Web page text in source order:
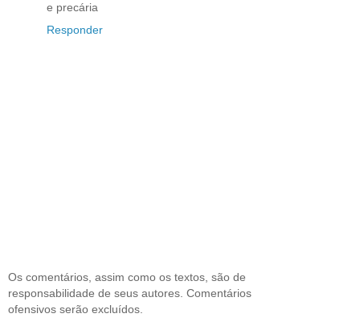
e precária
Responder
Os comentários, assim como os textos, são de
responsabilidade de seus autores. Comentários
ofensivos serão excluídos.